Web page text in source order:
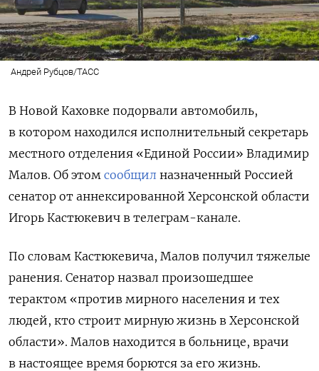
Андрей Рубцов/ТАСС
В Новой Каховке подорвали автомобиль,
в котором находился исполнительный секретарь
местного отделения «Единой России» Владимир
Малов. Об этом сообщил назначенный Россией
сенатор от аннексированной Херсонской области
Игорь Кастюкевич в телеграм-канале.
По словам Кастюкевича, Малов получил тяжелые
ранения. Сенатор назвал произошедшее
терактом «против мирного населения и тех
людей, кто строит мирную жизнь в Херсонской
области». Малов находится в больнице, врачи
в настоящее время борются за его жизнь.